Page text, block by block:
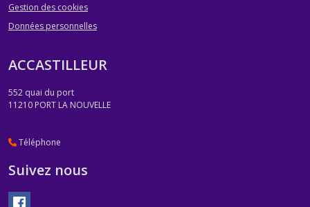
Gestion des cookies
Données personnelles
ACCASTILLEUR
552 quai du port
11210 PORT LA NOUVELLE
Téléphone
Suivez nous